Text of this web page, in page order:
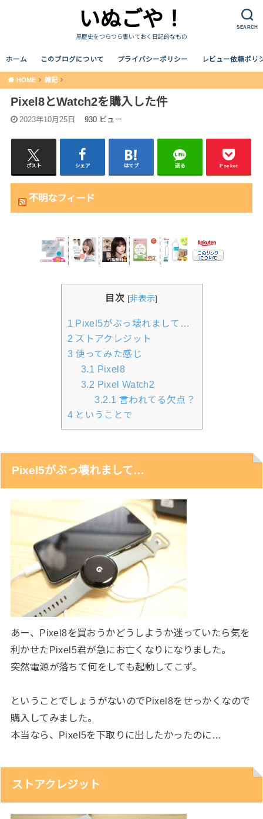
SEARCH
いぬごや！
黒歴史をつらつら書いておく日記的なもの
ホーム このブログについて プライバシーポリシー レビュー依頼ポリ
HOME 雑記
Pixel8とWatch2を購入した件
2023年10月25日 930 ビュー
ポスト シェア はてブ 送る Pocket
不明なフィード
目次 [非表示]
1 Pixel5がぶっ壊れまして…
2 ストアクレジット
3使ってみた感じ
3.1 Pixel8
3.2 Pixel Watch2
3.2.1 言われてる欠点？
4ということで
Pixel5がぶっ壊れまして…
あー、Pixel8を買おうかどうしようか迷っていたら気を
利かせたPixel5君が急にお亡くなりになりました。
突然電源が落ちて何をしても起動してこず。
ということでしょうがないのでPixel8をせっかくなので
購入してみました。
本当なら、Pixel5を下取りに出したかったのに…
ストアクレジット